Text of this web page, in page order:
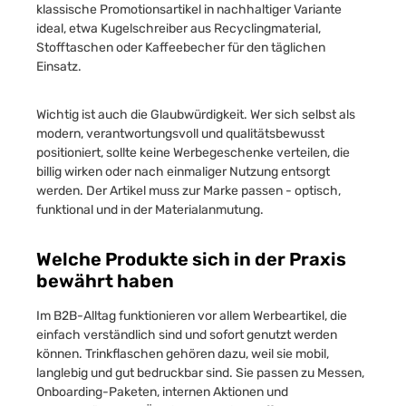
klassische Promotionsartikel in nachhaltiger Variante
ideal, etwa Kugelschreiber aus Recyclingmaterial,
Stofftaschen oder Kaffeebecher für den täglichen
Einsatz.
Wichtig ist auch die Glaubwürdigkeit. Wer sich selbst als
modern, verantwortungsvoll und qualitätsbewusst
positioniert, sollte keine Werbegeschenke verteilen, die
billig wirken oder nach einmaliger Nutzung entsorgt
werden. Der Artikel muss zur Marke passen - optisch,
funktional und in der Materialanmutung.
Welche Produkte sich in der Praxis
bewährt haben
Im B2B-Alltag funktionieren vor allem Werbeartikel, die
einfach verständlich sind und sofort genutzt werden
können. Trinkflaschen gehören dazu, weil sie mobil,
langlebig und gut bedruckbar sind. Sie passen zu Messen,
Onboarding-Paketen, internen Aktionen und